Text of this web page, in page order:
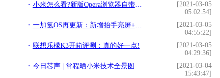
小米怎么看?新版Opera浏览器自带广告拦截功能!
[2021-03-05
05:02:54]
一加氢OS再更新：新增抬手亮屏+全新字体！!
[2021-03-05
04:55:22]
联想乐檬K3开箱评测：真的好一点!
[2021-03-05
04:29:36]
今日芯声 | 常程晒小米技术全景图：2019年小米申请专利33000件!
[2021-03-04
15:43:47]